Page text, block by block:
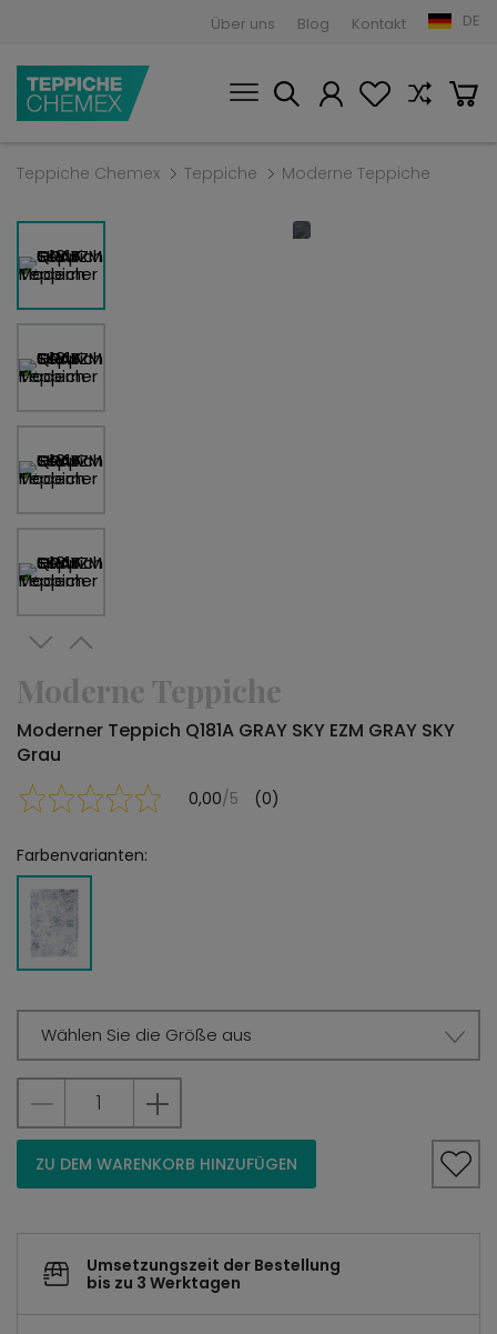
Über uns Blog Kontakt DE
Teppiche Chemex Teppiche Moderne Teppiche
Moderne Teppiche
Moderner Teppich Q181A GRAY SKY EZM GRAY SKY
Grau
0,00/5 (0)
Farbenvarianten:
Wählen Sie die Größe aus
ZU DEM WARENKORB HINZUFÜGEN
Umsetzungszeit der Bestellung
bis zu 3 Werktagen